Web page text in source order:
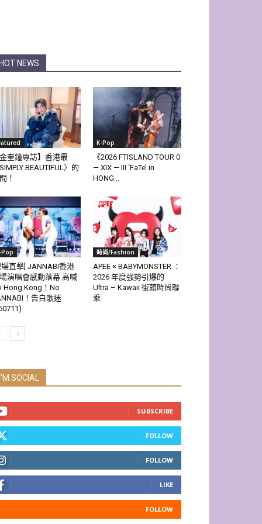
HOT NEWS
金奎鐘專訪】香港最
SIMPLY BEAUTIFUL〉的
！
K-Pop
《2026 FTISLAND TOUR 0
— XIX — III ‘FaTe’ in
HONG...
Pop
場直擊] JANNABI香港
演唱會感動落幕 高喊
Hong Kong！No
！告白歌迷
時尚/Fashion
APEE × BABYMONSTER ：
2026 年度強勢引爆的
Ultra – Kawaii 街頭時尚聯
乘
I'M SOCIAL
SUBSCRIBE
FOLLOW
FOLLOW
LIKE
FOLLOW